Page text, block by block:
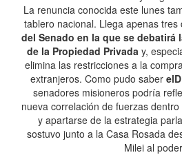
La renuncia conocida este lunes
tablero nacional. Llega apenas tres
del Senado en la que se debatirá
de la Propiedad Privada y,
elimina las restricciones a la
extranjeros. Como pudo saber
senadores misioneros podría
nueva correlación de fuerzas
y apartarse de la estrategia
sostuvo junto a la Casa Rosada
Milei al